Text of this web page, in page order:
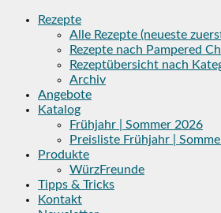
Skip
Rezepte
Alle Rezepte (neueste
Rezepte nach Pampered
Rezeptübersicht nach
Archiv
Angebote
Katalog
Frühjahr | Sommer 2026
Preisliste Frühjahr |
Produkte
WürzFreunde
Tipps & Tricks
Kontakt